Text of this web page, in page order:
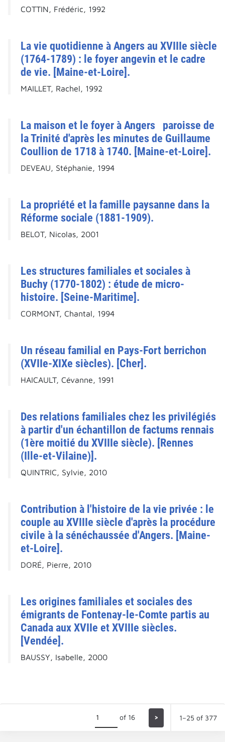
COTTIN, Frédéric, 1992
La vie quotidienne à Angers au XVIIIe siècle
(1764-1789) : le foyer angevin et le cadre
de vie. [Maine-et-Loire].
MAILLET, Rachel, 1992
La maison et le foyer à Angers paroisse de
la Trinité d'après les minutes de Guillaume
Coullion de 1718 à 1740. [Maine-et-Loire].
DEVEAU, Stéphanie, 1994
La propriété et la famille paysanne dans la
Réforme sociale (1881-1909).
BELOT, Nicolas, 2001
Les structures familiales et sociales à
Buchy (1770-1802) : étude de micro-
histoire. [Seine-Maritime].
CORMONT, Chantal, 1994
Un réseau familial en Pays-Fort berrichon
(XVIIe-XIXe siècles). [Cher].
HAICAULT, Cévanne, 1991
Des relations familiales chez les privilégiés
à partir d'un échantillon de factums rennais
(1ère moitié du XVIIIe siècle). [Rennes
(Ille-et-Vilaine)].
QUINTRIC, Sylvie, 2010
Contribution à l'histoire de la vie privée : le
couple au XVIIIe siècle d'après la procédure
civile à la sénéchaussée d'Angers. [Maine-
et-Loire].
DORÉ, Pierre, 2010
Les origines familiales et sociales des
émigrants de Fontenay-le-Comte partis au
Canada aux XVIIe et XVIIIe siècles.
[Vendée].
BAUSSY, Isabelle, 2000
of 16 > 1–25 of 377